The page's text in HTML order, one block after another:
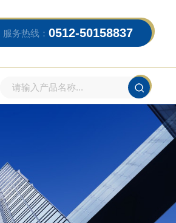
服务热线： 0512-50158837